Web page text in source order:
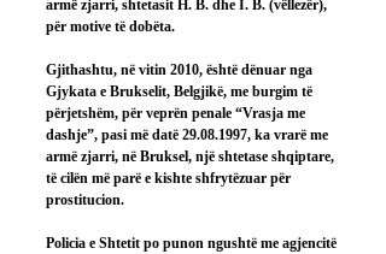
armë zjarri, shtetasit H. B. dhe I. B. (vëllezër),
për motive të dobëta.
Gjithashtu, në vitin 2010, është dënuar nga
Gjykata e Brukselit, Belgjikë, me burgim të
përjetshëm, për veprën penale “Vrasja me
dashje”, pasi më datë 29.08.1997, ka vrarë me
armë zjarri, në Bruksel, një shtetase shqiptare,
të cilën më parë e kishte shfrytëzuar për
prostitucion.
Policia e Shtetit po punon ngushtë me agjencitë